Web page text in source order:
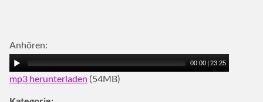
Anhören:
00:00 | 23:25
mp3 herunterladen (54MB)